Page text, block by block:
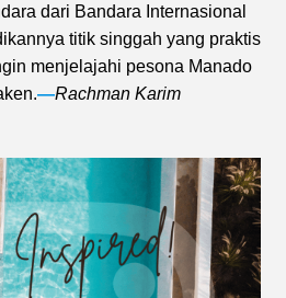
dari Bandara Internasional
titik singgah yang praktis
menjelajahi pesona Manado
—Rachman Karim